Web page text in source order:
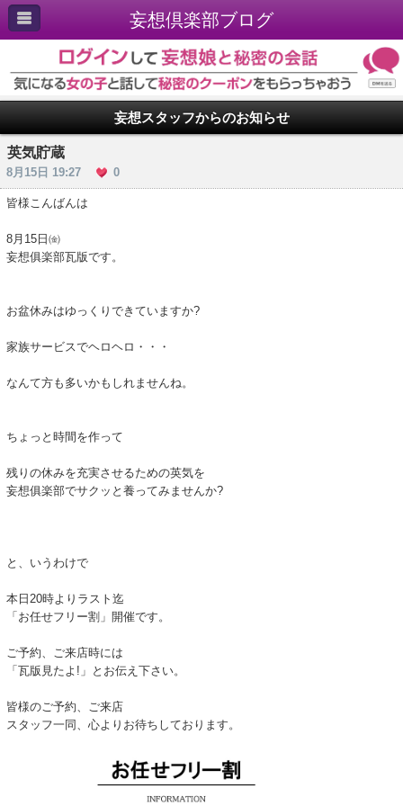
妄想倶楽部ブログ
妄想スタッフからのお知らせ
英気貯蔵
8月15日 19:27 0
皆様こんばんは
8月15日㈮
妄想俱楽部瓦版です。
お盆休みはゆっくりできていますか?
家族サービスでヘロヘロ・・・
なんて方も多いかもしれませんね。
ちょっと時間を作って
残りの休みを充実させるための英気を
妄想俱楽部でサクッと養ってみませんか?
と、いうわけで
本日20時よりラスト迄
「お任せフリー割」開催です。
ご予約、ご来店時には
「瓦版見たよ!」とお伝え下さい。
皆様のご予約、ご来店
スタッフ一同、心よりお待ちしております。